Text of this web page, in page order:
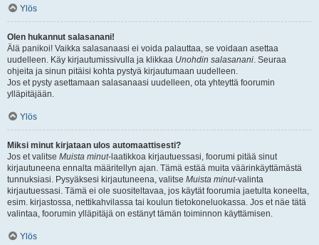
Ylös
Olen hukannut salasanani!
Älä panikoi! Vaikka salasanaasi ei voida palauttaa, se voidaan asettaa
uudelleen. Käy kirjautumissivulla ja klikkaa Unohdin salasanani. Seuraa
ohjeita ja sinun pitäisi kohta pystyä kirjautumaan uudelleen.
Jos et pysty asettamaan salasanaasi uudelleen, ota yhteyttä foorumin
ylläpitäjään.
Ylös
Miksi minut kirjataan ulos automaattisesti?
Jos et valitse Muista minut-laatikkoa kirjautuessasi, foorumi pitää sinut
kirjautuneena ennalta määritellyn ajan. Tämä estää muita väärinkäyttämästä
tunnuksiasi. Pysyäksesi kirjautuneena, valitse Muista minut-valinta
kirjautuessasi. Tämä ei ole suositeltavaa, jos käytät foorumia jaetulta koneelta,
esim. kirjastossa, nettikahvilassa tai koulun tietokoneluokassa. Jos et näe tätä
valintaa, foorumin ylläpitäjä on estänyt tämän toiminnon käyttämisen.
Ylös